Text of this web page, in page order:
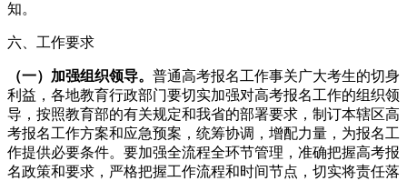
知。
六、工作要求
（一）加强组织领导。 普通高考报名工作事关广大考生的切身
利益，各地教育行政部门要切实加强对高考报名工作的组织领
导，按照教育部的有关规定和我省的部署要求，制订本辖区高
考报名工作方案和应急预案，统筹协调，增配力量，为报名工
作提供必要条件。要加强全流程全环节管理，准确把握高考报
名政策和要求，严格把握工作流程和时间节点，切实将责任落